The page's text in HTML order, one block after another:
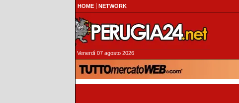
HOME NETWORK
Venerdì 07 agosto 2026